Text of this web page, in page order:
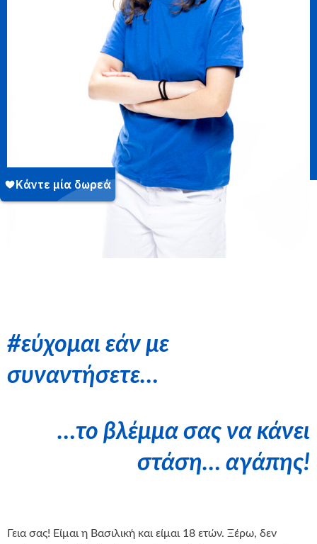
#εύχομαι εάν με
συναντήσετε…
…το βλέμμα σας να κάνει
στάση… αγάπης!
Γεια σας! Είμαι η Βασιλική και είμαι 18 ετών. Ξέρω, δεν